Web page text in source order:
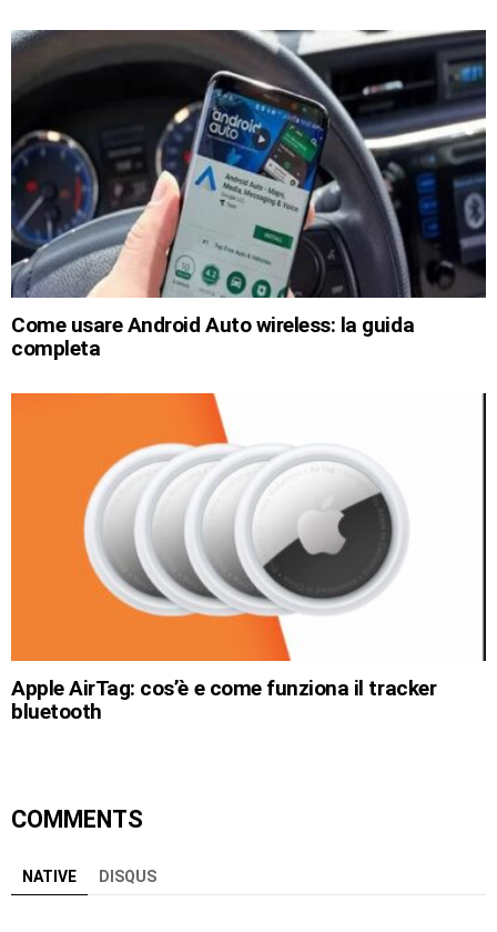
Come usare Android Auto wireless: la guida
completa
Apple AirTag: cos’è e come funziona il tracker
bluetooth
COMMENTS
NATIVE DISQUS